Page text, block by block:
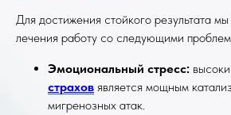
Для достижения стойкого результата
лечения работу со следующими
Эмоциональный стресс:
страхов является мощным
мигренозных атак.